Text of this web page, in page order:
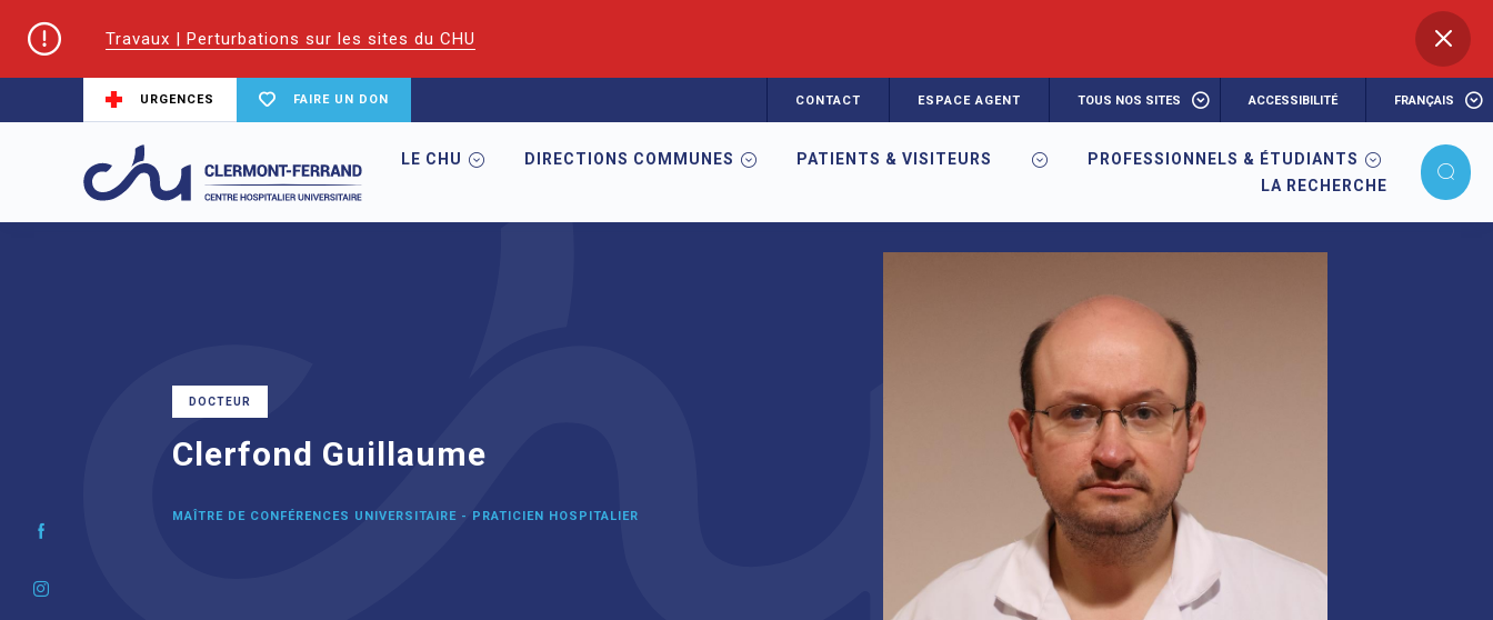
Travaux | Perturbations sur les sites du CHU
URGENCES FAIRE UN DON CONTACT ESPACE AGENT TOUS NOS SITES ACCESSIBILITÉ FRANÇAIS
LE CHU DIRECTIONS COMMUNES PATIENTS & VISITEURS
PROFESSIONNELS & ÉTUDIANTS
LA RECHERCHE
Accueil Trouver un service du CHU Cardiologie médicale et médecine vasculaire Clerfond Guillaume
DOCTEUR
Clerfond Guillaume
MAÎTRE DE CONFÉRENCES UNIVERSITAIRE - PRATICIEN HOSPITALIER